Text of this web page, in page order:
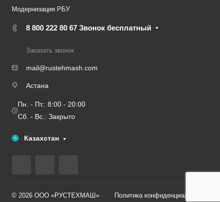
Модернизация РБУ
8 800 222 80 67 Звонок бесплатный
Заказать звонок
mail@rustehmash.com
Астана
Пн. - Пт.: 8:00 - 20:00
Сб. - Вс.: Закрыто
Казахстан
© 2026 ООО «РУСТЕХМАШ» Политика конфиденциальности